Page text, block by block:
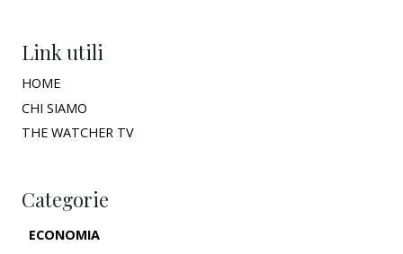
Link utili
HOME
CHI SIAMO
THE WATCHER TV
Categorie
ECONOMIA